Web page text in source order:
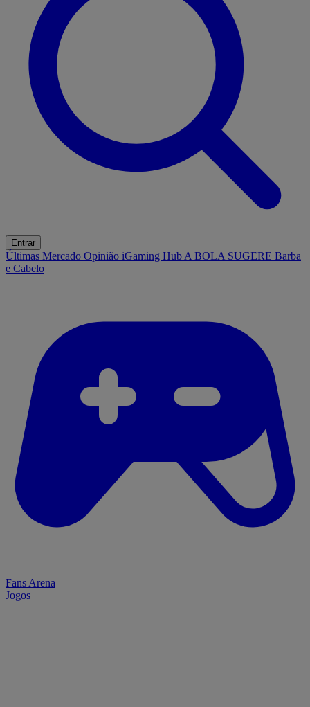
Entrar
Últimas Mercado Opinião iGaming Hub A BOLA SUGERE Barba
e Cabelo
Fans Arena
Jogos